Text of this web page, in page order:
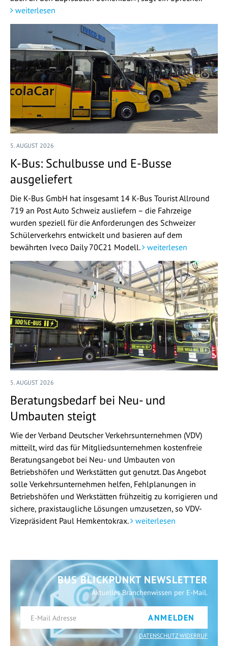
weiterlesen
5. AUGUST 2026
K-Bus: Schulbusse und E-Busse
ausgeliefert
Die K-Bus GmbH hat insgesamt 14 K-Bus Tourist Allround
719 an Post Auto Schweiz ausliefern – die Fahrzeige
wurden speziell für die Anforderungen des Schweizer
Schülerverkehrs entwickelt und basieren auf dem
bewährten Iveco Daily 70C21 Modell.
weiterlesen
5. AUGUST 2026
Beratungsbedarf bei Neu- und
Umbauten steigt
Wie der Verband Deutscher Verkehrsunternehmen (VDV)
mitteilt, wird das für Mitgliedsunternehmen kostenfreie
Beratungsangebot bei Neu- und Umbauten von
Betriebshöfen und Werkstätten gut genutzt. Das Angebot
solle Verkehrsunternehmen helfen, Fehlplanungen in
Betriebshöfen und Werkstätten frühzeitig zu korrigieren und
sichere, praxistaugliche Lösungen umzusetzen, so VDV-
Vizepräsident Paul Hemkentokrax.
weiterlesen
BUS BLICKPUNKT NEWSLETTER
Aktuelles Branchenwissen per E-Mail.
ANMELDEN
DATENSCHUTZ WIDERRUF